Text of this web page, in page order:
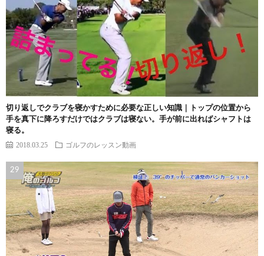
切り返しでクラブを寝かすために必要な正しい知識｜トップの位置から
手を真下に降ろすだけではクラブは寝ない。手が前に出ればシャフトは
寝る。
2018.03.25 ゴルフのレッスン動画